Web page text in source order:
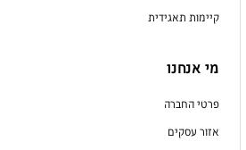
קיימות תאגידית
מי אנחנו
פרטי החברה
אזור עסקים